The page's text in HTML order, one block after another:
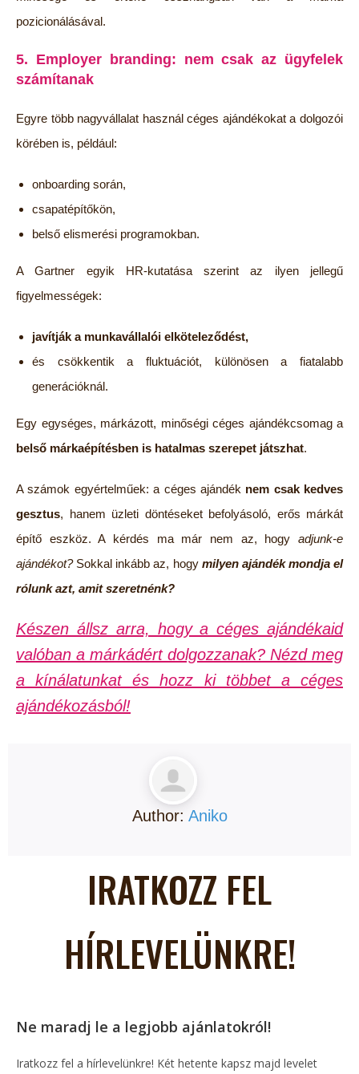
pozicionálásával.
5. Employer branding: nem csak az ügyfelek
számítanak
Egyre több nagyvállalat használ céges ajándékokat a dolgozói
körében is, például:
onboarding során,
csapatépítőkön,
belső elismerési programokban.
A Gartner egyik HR-kutatása szerint az ilyen jellegű
figyelmességek:
javítják a munkavállalói elköteleződést,
és csökkentik a fluktuációt, különösen a fiatalabb
generációknál.
Egy egységes, márkázott, minőségi céges ajándékcsomag a
belső márkaépítésben is hatalmas szerepet játszhat.
A számok egyértelműek: a céges ajándék nem csak kedves
gesztus, hanem üzleti döntéseket befolyásoló, erős márkát
építő eszköz. A kérdés ma már nem az, hogy adjunk-e
ajándékot?Sokkal inkább az, hogy milyen ajándék mondja el
rólunk azt, amit szeretnénk?
Készen állsz arra, hogy a céges ajándékaid
valóban a márkádért dolgozzanak? Nézd meg
a kínálatunkat és hozz ki többet a céges
ajándékozásból!
Author: Aniko
IRATKOZZ FEL
HÍRLEVELÜNKRE!
Ne maradj le a legjobb ajánlatokról!
Iratkozz fel a hírlevelünkre! Két hetente kapsz majd levelet